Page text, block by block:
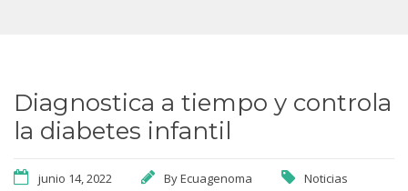
Diagnostica a tiempo y controla
la diabetes infantil
junio 14, 2022 ByEcuagenoma
Noticias